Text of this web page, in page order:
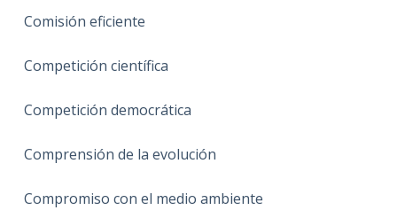
Comisión eficiente
Competición científica
Competición democrática
Comprensión de la evolución
Compromiso con el medio ambiente